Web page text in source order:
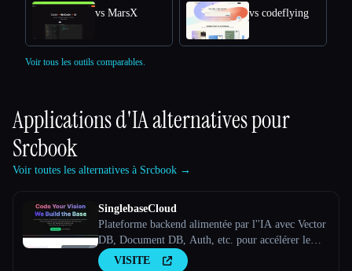
vs MarsX vs codeflying
Voir tous les outils comparables.
Applications d'IA alternatives pour
Srcbook
Voir toutes les alternatives à Srcbook →
SinglebaseCloud
Plateforme backend alimentée par l''IA avec Vector
DB, Document DB, Auth, etc. pour accélérer le
développement des applications.
VISITE